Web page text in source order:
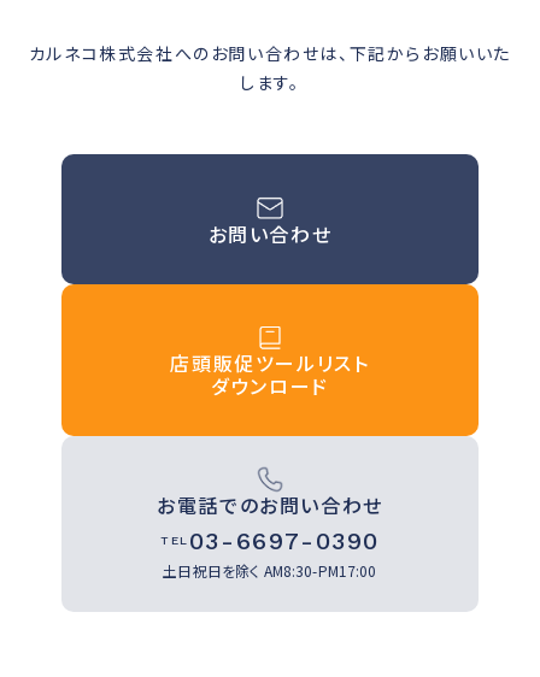
カルネコ株式会社へのお問い合わせは、下記からお願いいた
します。
お問い合わせ
店頭販促ツールリスト
ダウンロード
お電話でのお問い合わせ
TEL 03-6697-0390
土日祝日を除く AM8:30-PM17:00